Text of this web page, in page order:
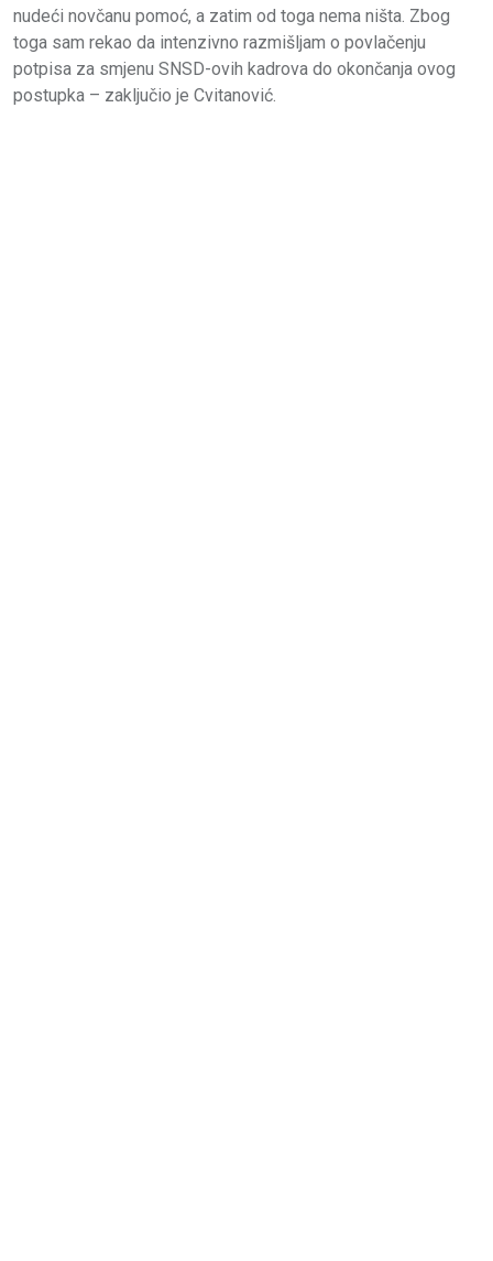
nudeći novčanu pomoć, a zatim od toga nema ništa. Zbog
toga sam rekao da intenzivno razmišljam o povlačenju
potpisa za smjenu SNSD-ovih kadrova do okončanja ovog
postupka – zaključio je Cvitanović.